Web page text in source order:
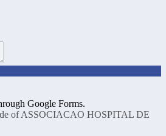
Google Forms.
of ASSOCIACAO HOSPITAL DE